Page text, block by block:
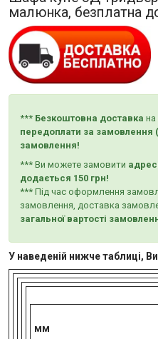
малюнка, безплатна
*** Безкоштовна доставка на
передоплати за замовлення
замовлення!
*** Ви можете замовити
додається 150 грн!
*** Під час оформлення
замовлення, доставка
загальної вартості
У наведеній нижче таблиці,
Шафа
мм